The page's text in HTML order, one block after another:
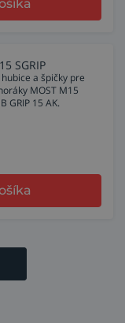
SGRIP
a špičky pre
MOST M15
GRIP 15 AK.